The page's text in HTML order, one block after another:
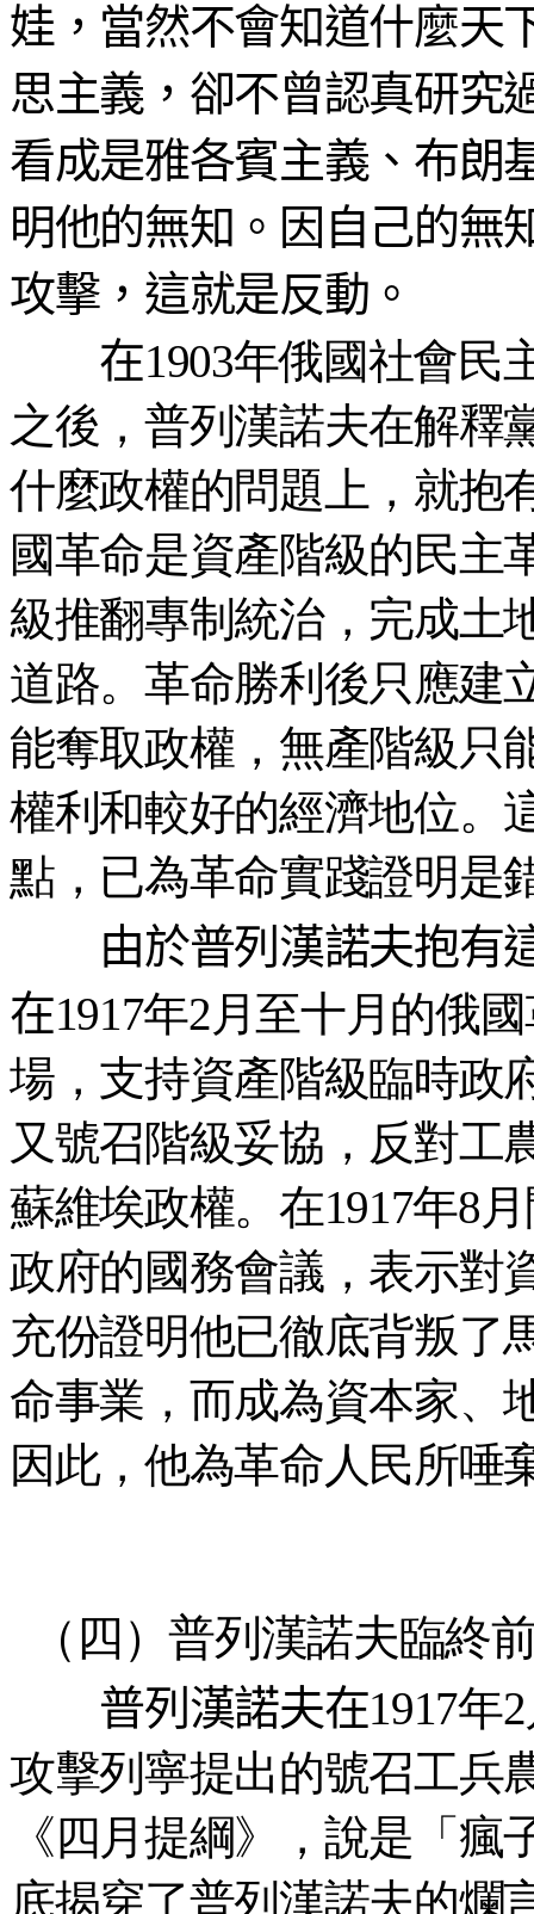
娃，當然不會知道什麼天
思主義，卻不曾認真研究
看成是雅各賓主義、布朗
明他的無知。因自己的無
攻擊，這就是反動。
在1903年俄國社會民
之後，普列漢諾夫在解釋
什麼政權的問題上，就抱
國革命是資產階級的民主
級推翻專制統治，完成土
道路。革命勝利後只應建
能奪取政權，無產階級只
權利和較好的經濟地位。
點，已為革命實踐證明是
由於普列漢諾夫抱有這
在1917年2月至十月的俄
場，支持資產階級臨時政
又號召階級妥協，反對工
蘇維埃政權。在1917年8
政府的國務會議，表示對
充份證明他已徹底背叛了
命事業，而成為資本家、
因此，他為革命人民所唾
（四）普列漢諾夫臨終
普列漢諾夫在1917年
攻擊列寧提出的號召工兵
《四月提綱》，說是「
底揭穿了普列漢諾夫的爛